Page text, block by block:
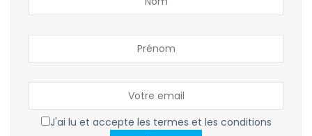
J'ai lu et accepte les termes et les conditions